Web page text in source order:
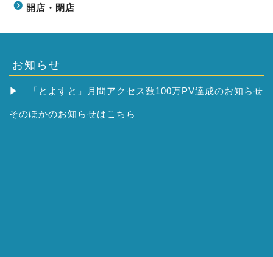
開店・閉店
お知らせ
▶ 「とよすと」月間アクセス数100万PV達成のお知らせ
そのほかのお知らせはこちら